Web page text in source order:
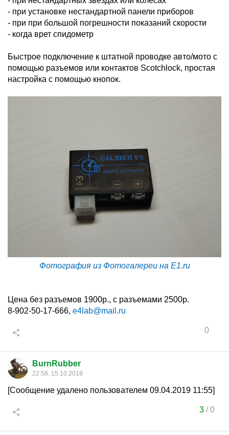
- при установке нестандартной панели приборов
- при при большой погрешности показаний скорости
- когда врет спидометр
Быстрое подключение к штатной проводке авто/мото с
помощью разъемов или контактов Scotchlock, простая
настройка с помощью кнопок.
Фотография из Фотогалереи на E1.ru
Цена без разъемов 1900р., с разъемами 2500р.
8-902-50-17-666, e4lab@mail.ru
0
BurnRubber
22:58, 15.10.2018
[Сообщение удалено пользователем 09.04.2019 11:55]
3/0